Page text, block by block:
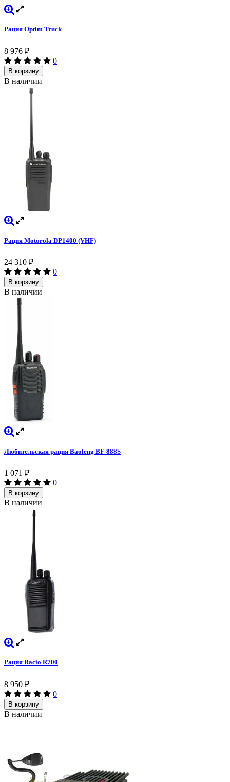
Рация Optim Truck
8 976 ₽
0
В корзину
В наличии
Рация Motorola DP1400 (VHF)
24 310 ₽
0
В корзину
В наличии
Любительская рация Baofeng BF-888S
1 071 ₽
0
В корзину
В наличии
Рация Racio R700
8 950 ₽
0
В корзину
В наличии